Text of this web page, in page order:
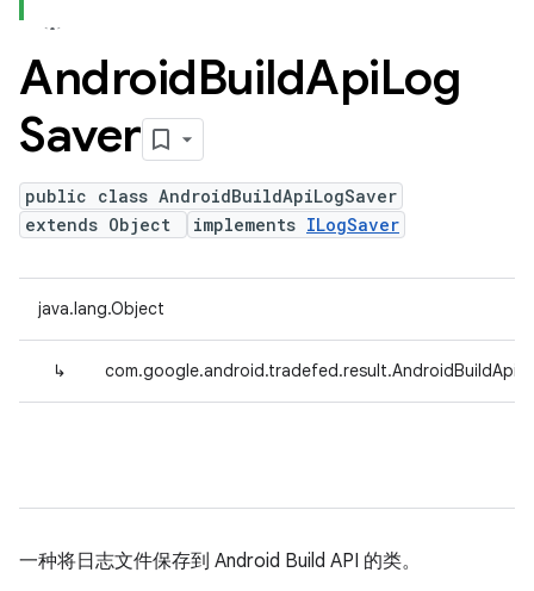
AndroidBuildApiLog
Saver
public class AndroidBuildApiLogSaver
extends Object
implements ILogSaver
java.lang.Object
↳
一种将日志文件保存到 Android Build API 的类。